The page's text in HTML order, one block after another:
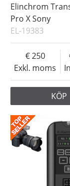
Elinchrom
Pro X Sony
EL-19383
Exkl. moms
250
KÖP